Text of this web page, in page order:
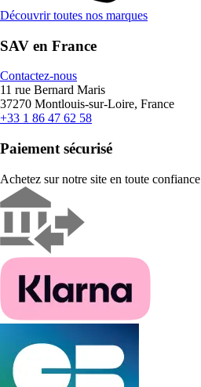
Découvrir toutes nos marques
SAV en France
Contactez-nous
11 rue Bernard Maris
37270 Montlouis-sur-Loire, France
+33 1 86 47 62 58
Paiement sécurisé
Achetez sur notre site en toute confiance